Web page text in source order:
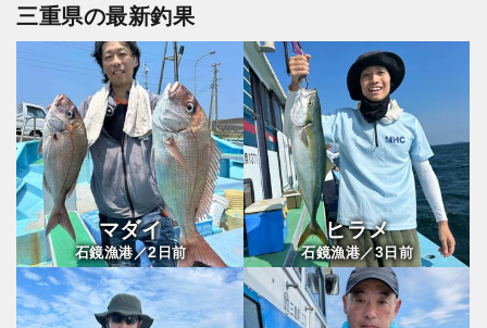
三重県の最新釣果
マダイ
石鏡漁港／2日前
ヒラメ
石鏡漁港／3日前